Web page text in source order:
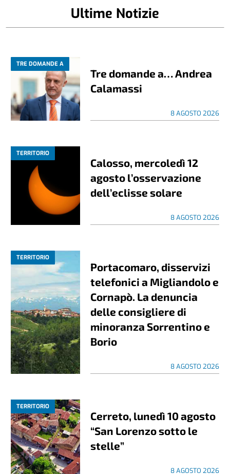
Ultime Notizie
TRE DOMANDE A
Tre domande a… Andrea
Calamassi
8 AGOSTO 2026
TERRITORIO
Calosso, mercoledì 12
agosto l’osservazione
dell’eclisse solare
8 AGOSTO 2026
TERRITORIO
Portacomaro, disservizi
telefonici a Migliandolo e
Cornapò. La denuncia
delle consigliere di
minoranza Sorrentino e
Borio
8 AGOSTO 2026
TERRITORIO
Cerreto, lunedì 10 agosto
“San Lorenzo sotto le
stelle”
8 AGOSTO 2026